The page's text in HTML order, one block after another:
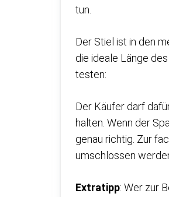
tun.
Der Stiel ist in den
die ideale Länge
testen:
Der Käufer darf
halten. Wenn der
genau richtig. Zur
umschlossen
Extratipp: Wer zur